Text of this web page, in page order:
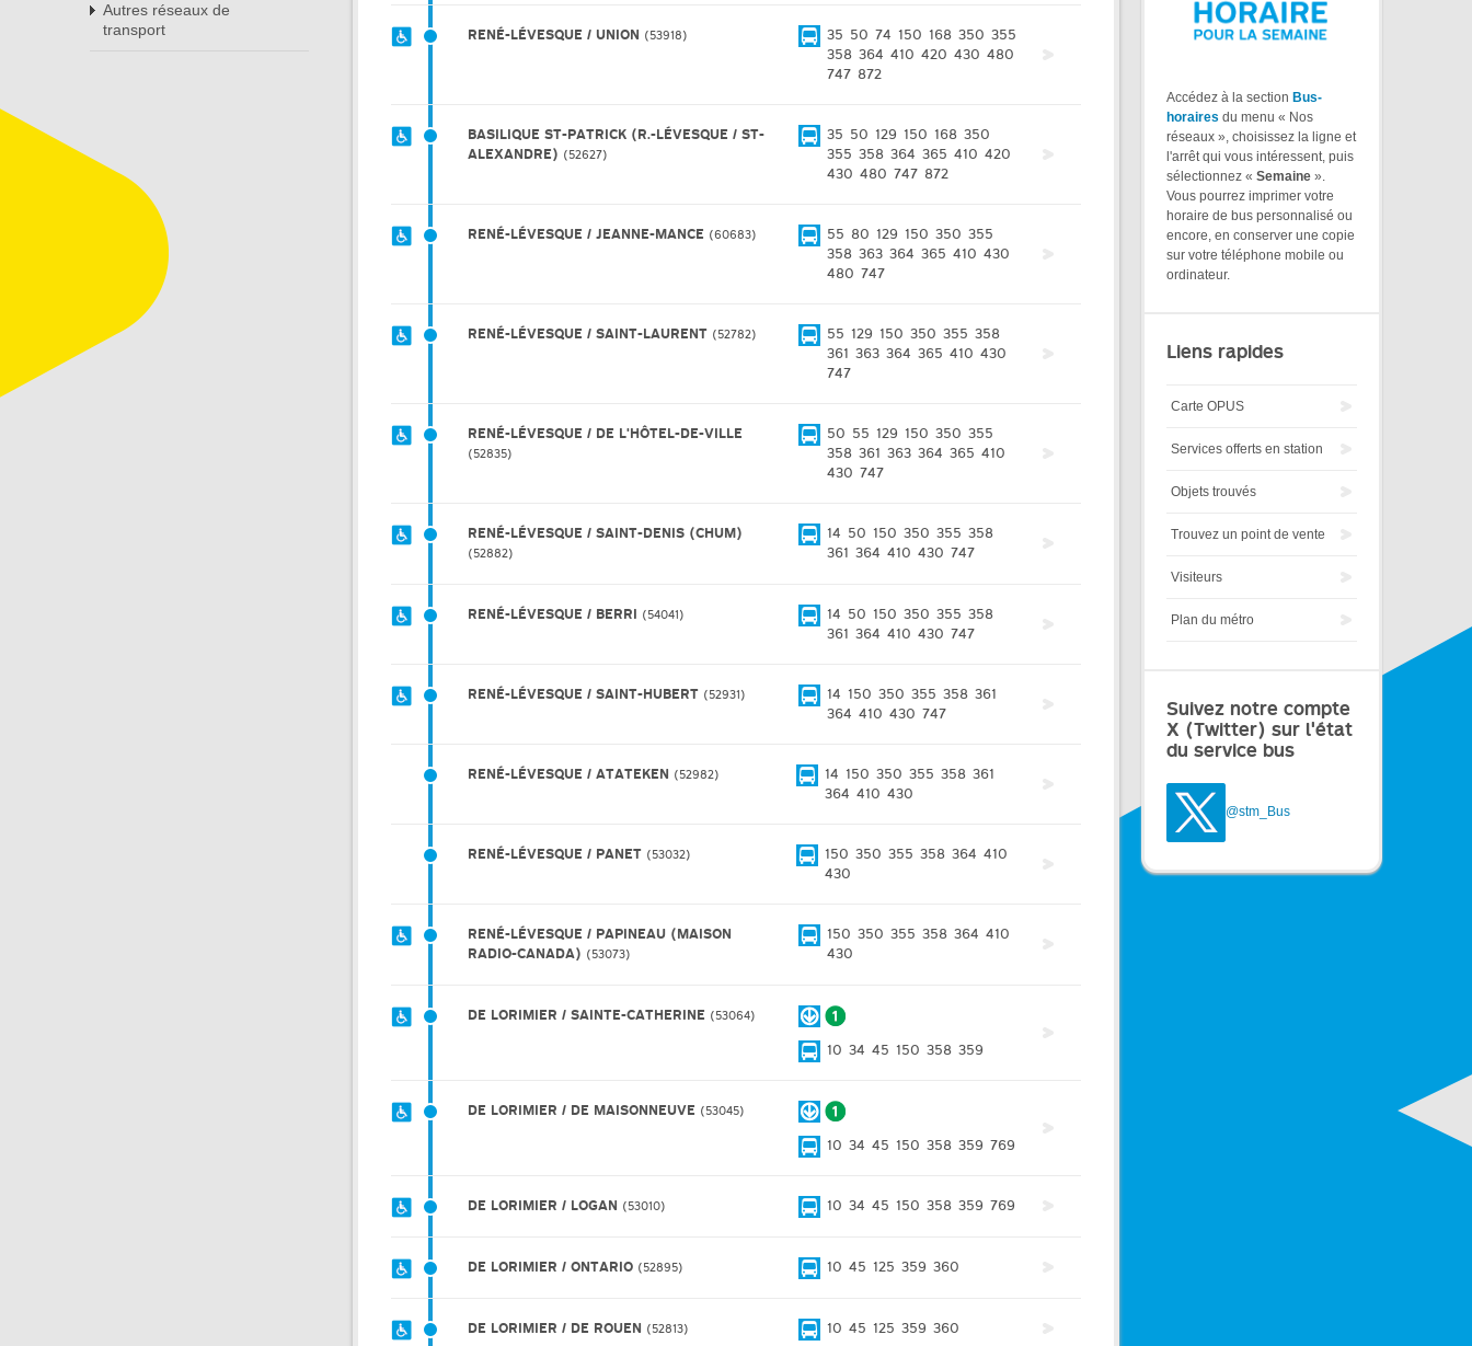
Autres réseaux de
transport
RENÉ-LÉVESQUE / UNION 53918 35 50 74 150 168 350 355
358 364 410 420 430 480
747 872
BASILIQUE ST-PATRICK (R.-LÉVESQUE / ST-
ALEXANDRE)
52627
35 50 129 150 168 350
355 358 364 365 410 420
430 480 747 872
RENÉ-LÉVESQUE / JEANNE-MANCE 60683 55 80 129 150 350 355
358 363 364 365 410 430
480 747
RENÉ-LÉVESQUE / SAINT-LAURENT 52782 55 129 150 350 355 358
361 363 364 365 410 430
747
RENÉ-LÉVESQUE / DE L'HÔTEL-DE-VILLE
52835
50 55 129 150 350 355
358 361 363 364 365 410
430 747
RENÉ-LÉVESQUE / SAINT-DENIS (CHUM)
52882
14 50 150 350 355 358
361 364 410 430 747
RENÉ-LÉVESQUE / BERRI 54041 14 50 150 350 355 358
361 364 410 430 747
RENÉ-LÉVESQUE / SAINT-HUBERT 52931 14 150 350 355 358 361
364 410 430 747
RENÉ-LÉVESQUE / ATATEKEN 52982 14 150 350 355 358 361
364 410 430
RENÉ-LÉVESQUE / PANET 53032 150 350 355 358 364 410
430
RENÉ-LÉVESQUE / PAPINEAU (MAISON
RADIO-CANADA)
53073
150 350 355 358 364 410
430
DE LORIMIER / SAINTE-CATHERINE 53064
10 34 45 150 358 359
DE LORIMIER / DE MAISONNEUVE 53045
10 34 45 150 358 359 769
DE LORIMIER / LOGAN 53010 10 34 45 150 358 359 769
DE LORIMIER / ONTARIO 52895 10 45 125 359 360
DE LORIMIER / DE ROUEN 52813 10 45 125 359 360
Accédez à la section Bus-
horaires du menu « Nos
réseaux », choisissez la ligne et
l'arrêt qui vous intéressent, puis
sélectionnez « Semaine ».
Vous pourrez imprimer votre
horaire de bus personnalisé ou
encore, en conserver une copie
sur votre téléphone mobile ou
ordinateur.
Liens rapides
Carte OPUS
Services offerts en station
Objets trouvés
Trouvez un point de vente
Visiteurs
Plan du métro
Suivez notre compte
X (Twitter) sur l'état
du service bus
@stm_Bus